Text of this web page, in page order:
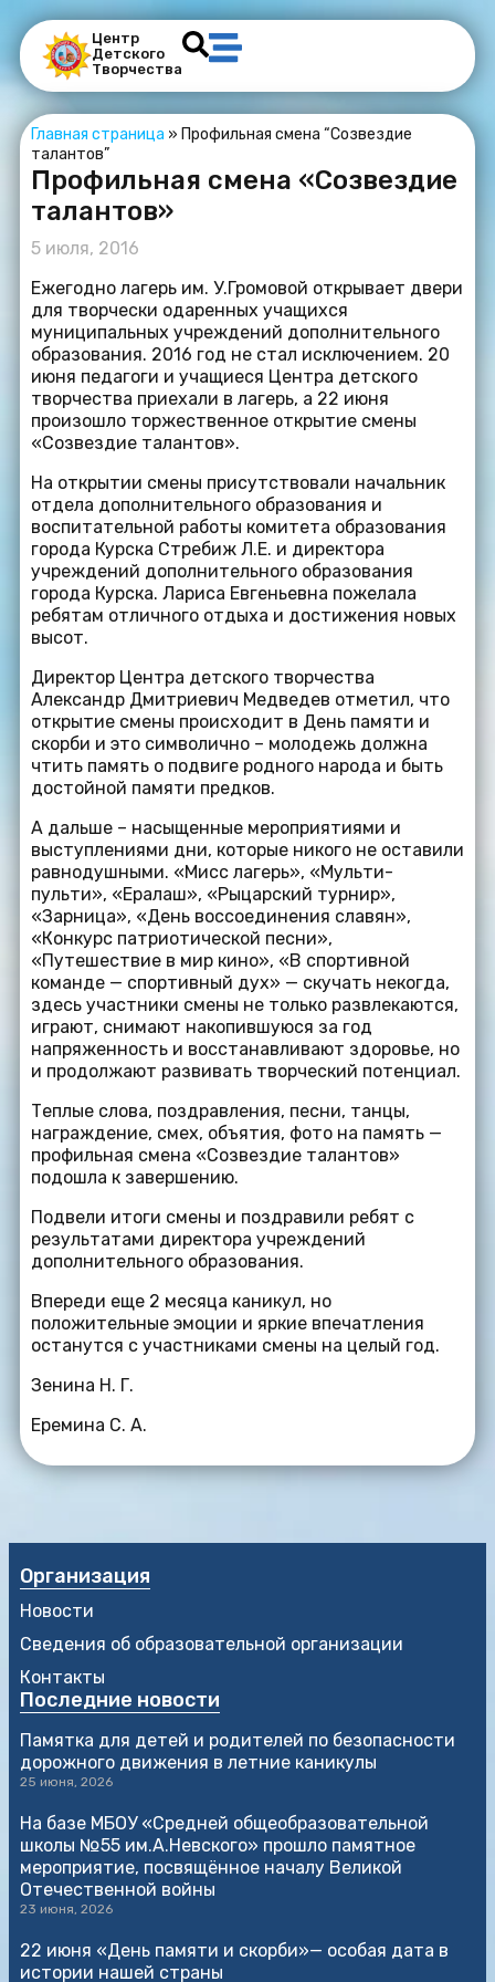
Центр
Детского
Творчества
Главная страница » Профильная смена “Созвездие
талантов”
Профильная смена «Созвездие
талантов»
5 июля, 2016
Ежегодно лагерь им. У.Громовой открывает двери
для творчески одаренных учащихся
муниципальных учреждений дополнительного
образования. 2016 год не стал исключением. 20
июня педагоги и учащиеся Центра детского
творчества приехали в лагерь, а 22 июня
произошло торжественное открытие смены
«Созвездие талантов».
На открытии смены присутствовали начальник
отдела дополнительного образования и
воспитательной работы комитета образования
города Курска Стребиж Л.Е. и директора
учреждений дополнительного образования
города Курска. Лариса Евгеньевна пожелала
ребятам отличного отдыха и достижения новых
высот.
Директор Центра детского творчества
Александр Дмитриевич Медведев отметил, что
открытие смены происходит в День памяти и
скорби и это символично – молодежь должна
чтить память о подвиге родного народа и быть
достойной памяти предков.
А дальше – насыщенные мероприятиями и
выступлениями дни, которые никого не оставили
равнодушными. «Мисс лагерь», «Мульти-
пульти», «Ералаш», «Рыцарский турнир»,
«Зарница», «День воссоединения славян»,
«Конкурс патриотической песни»,
«Путешествие в мир кино», «В спортивной
команде — спортивный дух» — скучать некогда,
здесь участники смены не только развлекаются,
играют, снимают накопившуюся за год
напряженность и восстанавливают здоровье, но
и продолжают развивать творческий потенциал.
Теплые слова, поздравления, песни, танцы,
награждение, смех, объятия, фото на память —
профильная смена «Созвездие талантов»
подошла к завершению.
Подвели итоги смены и поздравили ребят с
результатами директора учреждений
дополнительного образования.
Впереди еще 2 месяца каникул, но
положительные эмоции и яркие впечатления
останутся с участниками смены на целый год.
Зенина Н. Г.
Еремина С. А.
Организация
Новости
Сведения об образовательной организации
Контакты
Последние новости
Памятка для детей и родителей по безопасности
дорожного движения в летние каникулы
25 июня, 2026
На базе МБОУ «Средней общеобразовательной
школы №55 им.А.Невского» прошло памятное
мероприятие, посвящённое началу Великой
Отечественной войны
23 июня, 2026
22 июня «День памяти и скорби»— особая дата в
истории нашей страны